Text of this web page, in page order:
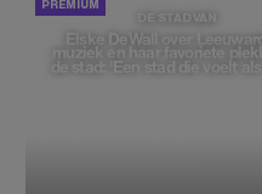
DE STAD VAN
Elske DeWall over
muziek en haar favoriete
de stad: 'Een stad die voelt als